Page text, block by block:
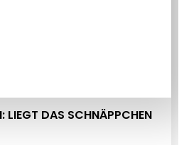
LIEGT DAS SCHNÄPPCHEN